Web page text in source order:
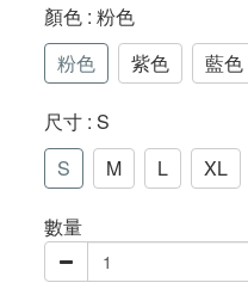
顏色 : 粉色
粉色
紫色 藍色
尺寸 : S
S
M L XL
數量